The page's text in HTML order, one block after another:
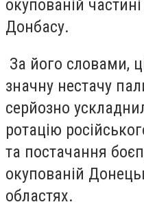
окупованій
Донбасу.
За його словами,
значну нестачу
серйозно
ротацію
та постачання
окупованій
областях.